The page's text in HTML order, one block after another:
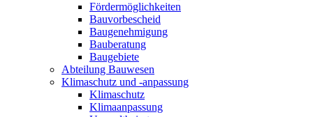
Fördermöglichkeiten
Bauvorbescheid
Baugenehmigung
Bauberatung
Baugebiete
Abteilung Bauwesen
Klimaschutz und -anpassung
Klimaschutz
Klimaanpassung